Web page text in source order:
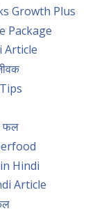
Growth Plus
Package
Article
फल
Hindi
Article